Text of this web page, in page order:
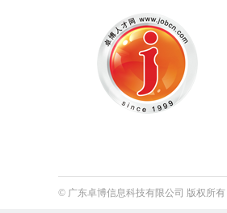
© 广东卓博信息科技有限公司 版权所有